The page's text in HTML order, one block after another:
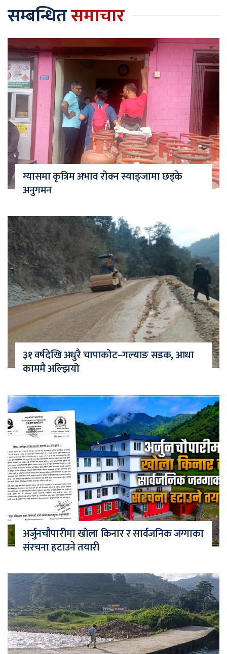
सम्बन्धितसमाचार
ग्यासमा कृत्रिम अभाव रोक्न स्याङ्जामा छड्के
अनुगमन
३१ वर्षदेखि अधुरै चापाकोट–गल्याङ सडक, आधा
काममै अल्झियो
अर्जुनचौपारीमा खोला किनार र सार्वजनिक जग्गाका
संरचना हटाउने तयारी